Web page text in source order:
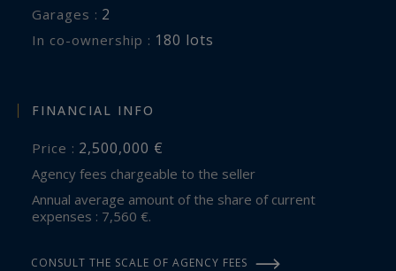
garages : 2
In co-ownership : 180 lots
FINANCIAL INFO
Price : 2,500,000 €
Agency fees chargeable to the seller
Annual average amount of the share of current
expenses : 7,560 €.
CONSULT THE SCALE OF AGENCY FEES